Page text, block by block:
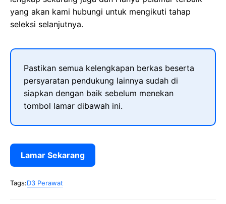
yang akan kami hubungi untuk mengikuti tahap
seleksi selanjutnya.
Pastikan semua kelengkapan berkas beserta
persyaratan pendukung lainnya sudah di
siapkan dengan baik sebelum menekan
tombol lamar dibawah ini.
Lamar Sekarang
Tags:D3 Perawat